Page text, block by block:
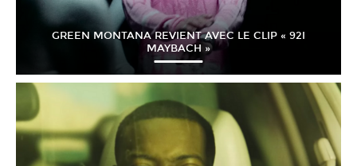
GREEN MONTANA REVIENT AVEC LE CLIP « 92I
MAYBACH »